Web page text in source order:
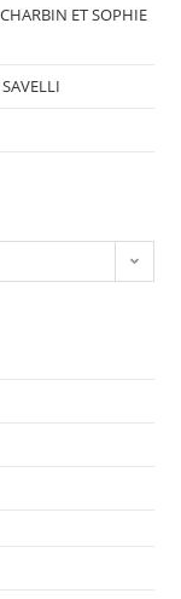
ET SOPHIE